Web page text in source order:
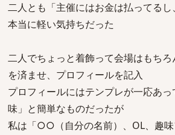
二人とも「主催にはお金は払ってる
本当に軽い気持ちだった
二人でちょっと着飾って会場はもち
を済ませ、プロフィールを記入
プロフィールにはテンプレが一応あ
味」と簡単なものだったが
私は「○○（自分の名前）、OL、趣味